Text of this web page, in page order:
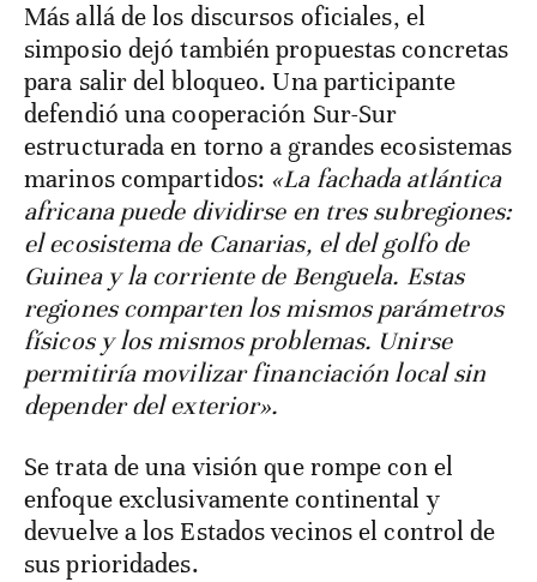
Más allá de los discursos oficiales, el
simposio dejó también propuestas concretas
para salir del bloqueo. Una participante
defendió una cooperación Sur-Sur
estructurada en torno a grandes ecosistemas
marinos compartidos: «La fachada atlántica
africana puede dividirse en tres subregiones:
el ecosistema de Canarias, el del golfo de
Guinea y la corriente de Benguela. Estas
regiones comparten los mismos parámetros
físicos y los mismos problemas. Unirse
permitiría movilizar financiación local sin
depender del exterior».
Se trata de una visión que rompe con el
enfoque exclusivamente continental y
devuelve a los Estados vecinos el control de
sus prioridades.